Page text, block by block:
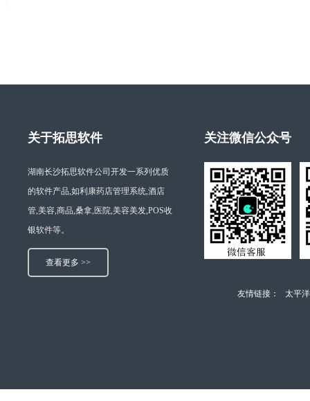
关于拓思软件
湖南长沙拓思软件公司开发一系列优质
的软件产品,如利康药店管理系统,酒店
管,美容,商品,桑拿,医院,美容美发,POS收
银软件等。
查看更多 >>
关注微信公众号
友情链接： 太平